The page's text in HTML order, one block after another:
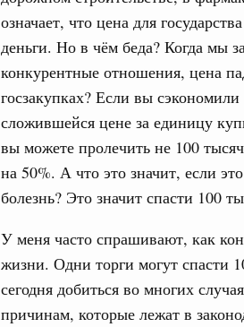
означает, что цена для
деньги. Но в чём беда? Когда мы
конкурентные отношения, цена
госзакупках? Если вы
сложившейся цене за единицу
вы можете пролечить не 100
на 50%. А что это значит, если
болезнь? Это значит спасти 100
У меня часто спрашивают, как
жизни. Одни торги могут спасти
сегодня добиться во многих
причинам, которые лежат в